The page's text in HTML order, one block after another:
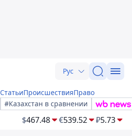
Рус
СтатьиПроисшествияПраво
#Казахстан в сравнении
$467.48 €539.52 ₽5.73